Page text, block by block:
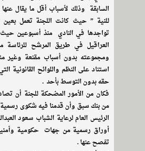
السابقة وذلك لأسباب أقل ما يقال عنها
للنية ” حيث كانت اللجنة تعمل
تواجدها في النادي منذ أسبوعين
العراقيل في طريق المرشح للرئاسة
ومجموعته بدون أسباب مقنعة وغير
استناد على النظم واللوائح القانونية
حقه بدون التوسط بأحد .
فكان من الأمور المضحكة للجنة أن
من بنك سبق وأن قدمنا فيه شكوى رسمية
الرئيس العام لرعاية الشباب سعود
أوراق رسمية من جهات حكومية
تفصح عنها .